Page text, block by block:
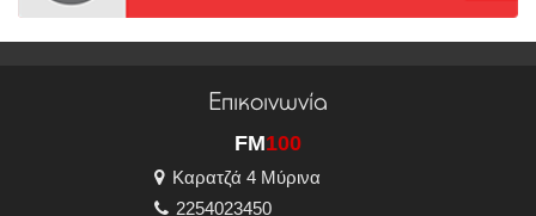
Επικοινωνία
FM100
Καρατζά 4 Μύρινα
2254023450